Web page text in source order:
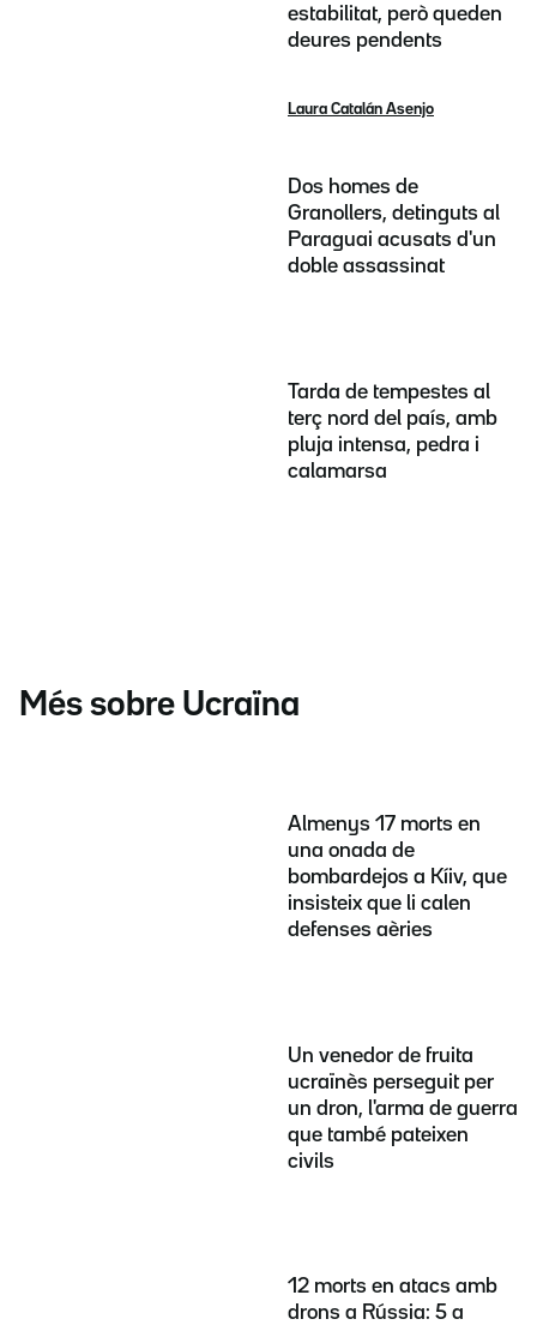
estabilitat, però queden
deures pendents
Laura Catalán Asenjo
Dos homes de
Granollers, detinguts al
Paraguai acusats d'un
doble assassinat
Tarda de tempestes al
terç nord del país, amb
pluja intensa, pedra i
calamarsa
Més sobre Ucraïna
Almenys 17 morts en
una onada de
bombardejos a Kíiv, que
insisteix que li calen
defenses aèries
Un venedor de fruita
ucraïnès perseguit per
un dron, l'arma de guerra
que també pateixen
civils
12 morts en atacs amb
drons a Rússia: 5 a